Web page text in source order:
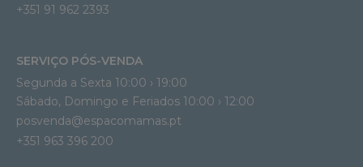
+351 91 962 2393
SERVIÇO PÓS-VENDA
Segunda a Sexta 10:00 › 19:00
Sábado, Domingo e Feriados 10:00 › 12:00
posvenda@espacomamas.pt
+351 963 396 200